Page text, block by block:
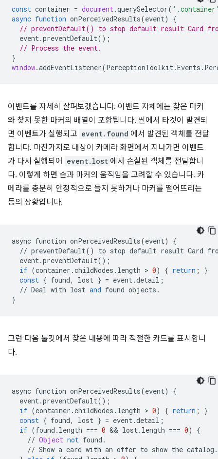
const container = document.querySelector(
async function onPerceivedResults(event)
{
// preventDefault() to stop default result Card
event.preventDefault();
// Process the event.
}
window.addEventListener(PerceptionToolkit.Events .
이벤트를 자세히 살펴보겠습니다. 이벤트 자체에는 찾은 마커
와 찾지 못한 마커의 배열이 포함됩니다. 씬에서 타겟이 발견되
면 이벤트가 실행되고 event.found 에서 발견된 객체를 전달
합니다. 마찬가지로 대상이 카메라 화면에서 지나가면 이벤트
가 다시 실행되어
event.lost 에서 손실된 객체를 전달합니
다. 이렇게 하면 손과 마커의 움직임을 고려할 수 있습니다. 카
메라를 충분히 안정적으로 들지 못하거나 마커를 떨어뜨리는
등의 상황입니다.
async function onPerceivedResults(event)
{
// preventDefault() to stop default result Card
event.preventDefault();
if (container .childNodes . length > 0) { return ;
}
const { found, lost } = event.detail ;
// Deal with lost and found objects .
}
그런 다음 툴킷에서 찾은 내용에 따라 적절한 카드를 표시합니
다.
async function onPerceivedResults(event)
{
event.preventDefault();
if (container .childNodes . length > 0) { return ;
}
const { found, lost } = event.detail ;
if (found . length === 0 && lost. length === 0)
{
// Object not found .
// Show a card with an offer to show the catalog .